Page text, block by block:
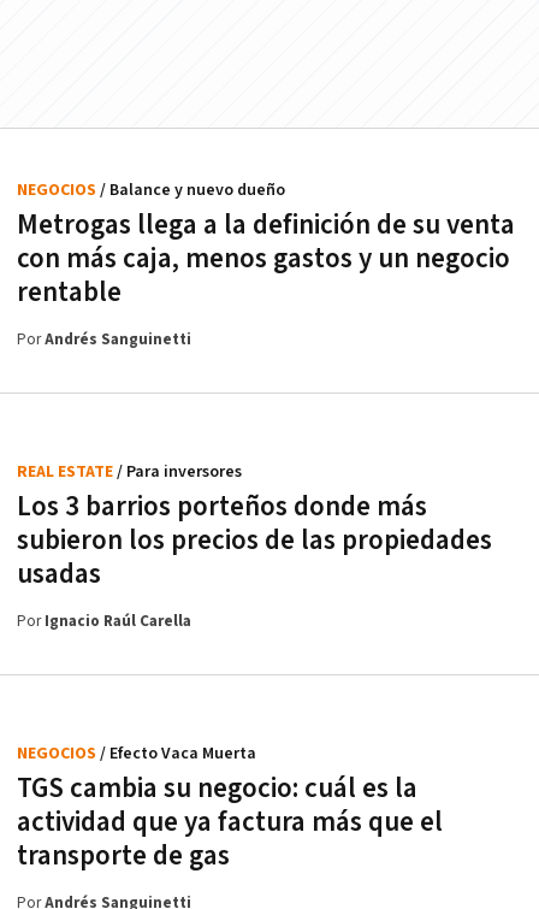
Metrogas llega a la definición de su venta
con más caja, menos gastos y un negocio
rentable
NEGOCIOS / Balance y nuevo dueño
PorAndrés Sanguinetti
Los 3 barrios porteños donde más
subieron los precios de las propiedades
usadas
REAL ESTATE/ Para inversores
PorIgnacio Raúl Carella
TGS cambia su negocio: cuál es la
actividad que ya factura más que el
transporte de gas
NEGOCIOS / Efecto Vaca Muerta
PorAndrés Sanguinetti